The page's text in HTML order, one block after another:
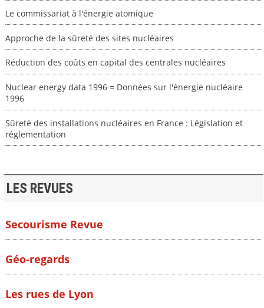
Le commissariat à l'énergie atomique
Approche de la sûreté des sites nucléaires
Réduction des coûts en capital des centrales nucléaires
Nuclear energy data 1996 = Données sur l'énergie nucléaire
1996
Sûreté des installations nucléaires en France : Législation et
réglementation
LES REVUES
Secourisme Revue
Géo-regards
Les rues de Lyon